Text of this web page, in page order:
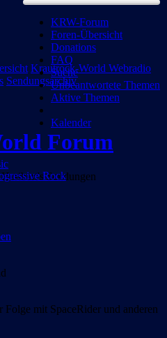
KRW-Forum
Foren-Übersicht
Donations
FAQ
Suche
Unbeantwortete Themen
Aktive Themen
Kalender
Forum
Rock
Krautrock-World Webradio
Sendungsarchiv
Sendungen
mit SpaceRider und anderen